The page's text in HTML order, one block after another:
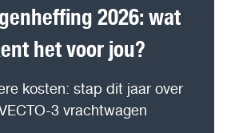
2026: wat
het voor jou?
kosten: stap dit jaar over
3 vrachtwagen